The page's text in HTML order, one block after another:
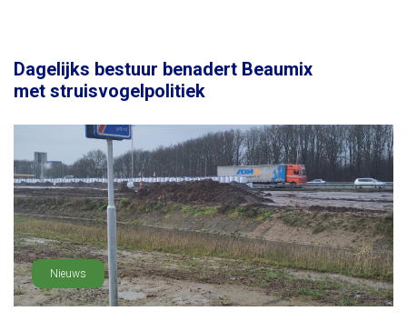
Dagelijks bestuur benadert Beaumix
met struisvogelpolitiek
Nieuws